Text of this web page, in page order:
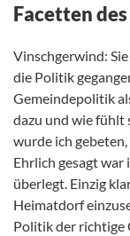
Facetten des
Vinschgerwind:
die Politik
Gemeindepolitik
dazu und wie fühlt
wurde ich
Ehrlich gesagt
überlegt. Einzig
Heimatdorf
Politik der richtige